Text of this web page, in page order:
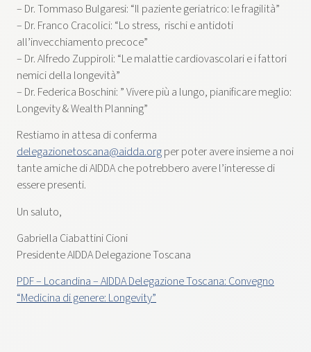
– Dr. Tommaso Bulgaresi: “Il paziente geriatrico: le fragilità”
– Dr. Franco Cracolici: “Lo stress, rischi e antidoti
all’invecchiamento precoce”
– Dr. Alfredo Zuppiroli: “Le malattie cardiovascolari e i fattori
nemici della longevità”
– Dr. Federica Boschini: ” Vivere più a lungo, pianificare meglio:
Longevity & Wealth Planning”
Restiamo in attesa di conferma
delegazionetoscana@aidda.orgper poter avere insieme a noi
tante amiche di AIDDA che potrebbero avere l’interesse di
essere presenti.
Un saluto,
Gabriella Ciabattini Cioni
Presidente AIDDA Delegazione Toscana
PDF – Locandina – AIDDA Delegazione Toscana: Convegno
“Medicina di genere: Longevity”